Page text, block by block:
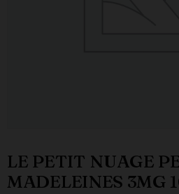
LE PETIT NUAGE
MADELEINES 3MG